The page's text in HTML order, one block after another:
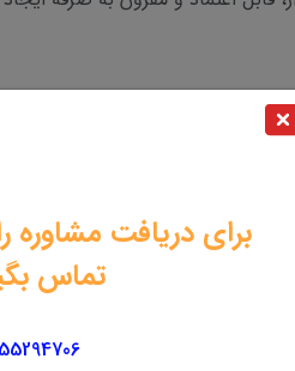
برای دریافت مشاوره
تماس